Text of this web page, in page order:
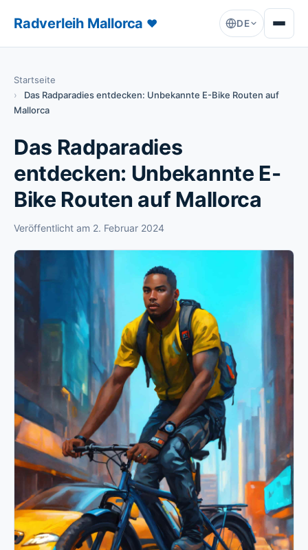
Radverleih Mallorca ♥ DE
Startseite
Das Radparadies entdecken: Unbekannte E-Bike Routen auf
Mallorca
Das Radparadies
entdecken: Unbekannte E-
Bike Routen auf Mallorca
Veröffentlicht am 2. Februar 2024